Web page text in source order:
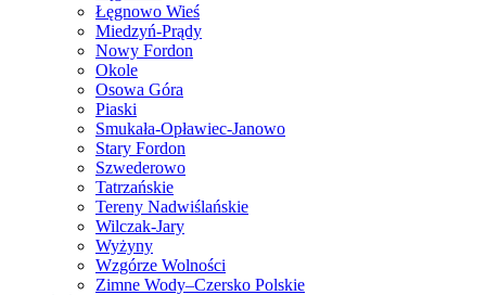
Łęgnowo Wieś
Miedzyń-Prądy
Nowy Fordon
Okole
Osowa Góra
Piaski
Smukała-Opławiec-Janowo
Stary Fordon
Szwederowo
Tatrzańskie
Tereny Nadwiślańskie
Wilczak-Jary
Wyżyny
Wzgórze Wolności
Zimne Wody–Czersko Polskie